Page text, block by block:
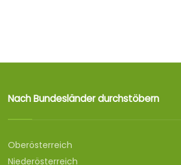
Nach Bundesländer durchstöbern
Oberösterreich
Niederösterreich